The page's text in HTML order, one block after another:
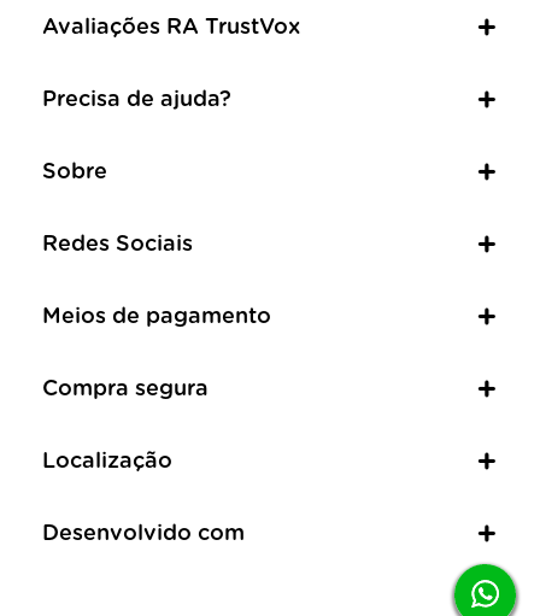
Avaliações RA TrustVox
Precisa de ajuda?
Sobre
Redes Sociais
Meios de pagamento
Compra segura
Localização
Desenvolvido com